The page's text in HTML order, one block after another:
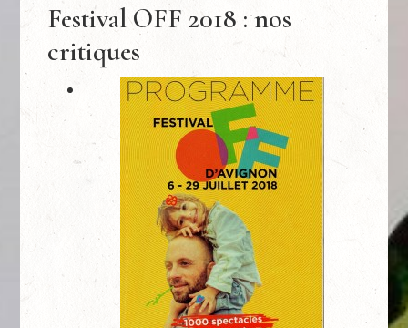
Festival OFF 2018 : nos
critiques